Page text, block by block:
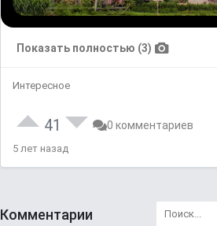
Показать полностью (3)
Интересное
41 0 комментариев
5 лет назад
Комментарии